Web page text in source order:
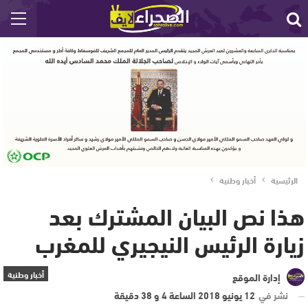
الرئيسية أخبار وطنية
هذا نص البيان المشترك بعد
زيارة الرئيس النيجيري للمغرب
أخبار وطنية
إدارة الموقع
نشر في 12 يونيو 2018 الساعة 4 و 38 دقيقة